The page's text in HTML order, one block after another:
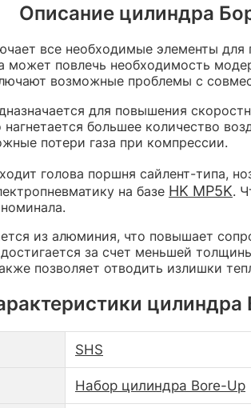
Описание цилиндра
все необходимые элементы
может повлечь необходимость
возможные проблемы с
для повышения
нагнетается большее количество
потери газа при компрессии.
голова поршня сайлент-типа,
на базе HK MP5K.
из алюминия, что повышает
за счет меньшей
позволяет отводить излишки
цилиндра
SHS
Набор цилиндра Bore-Up